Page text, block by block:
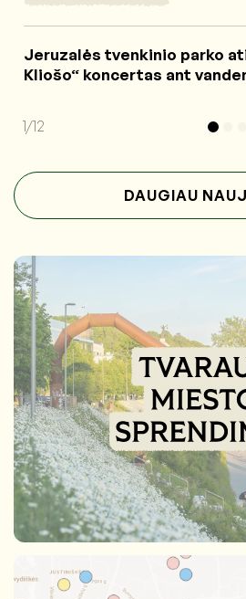
Jeruzalės tvenkinio parko
Kliošo“ koncertas ant
1/12
DAUGIAU